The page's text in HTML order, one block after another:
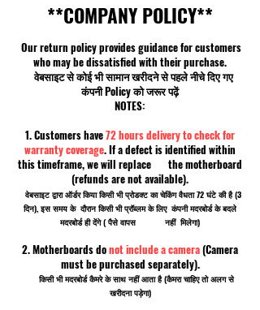
**COMPANY POLICY**
Our return policy provides guidance for customers
who may be dissatisfied with their purchase.
वेबसाइट से कोई भी सामान खरीदने से पहले नीचे दिए गए
कंपनी Policy को जरूर पढ़ें
NOTES:
1. Customers have72 hours delivery to check for
warranty coverage. If a defect is identified within
this timeframe, we will replace the motherboard
(refunds are not available).
वेबसाइट द्वारा ऑर्डर किया किसी भी प्रोडक्ट का चेकिंग वैधता 72 घंटे की है (3
दिन), इस समय के दौरान किसी भी प्रॉब्लम के लिए कंपनी मदरबोर्ड के बदले
मदरबोर्ड ही देंगे ( पैसे वापस नहीं मिलेगा)
2. Motherboards donot include a camera(Camera
must be purchased separately).
किसी भी मदरबोर्ड कैमरे के साथ नहीं आता है (कैमरा चाहिए तो अलग से
खरीदना पड़ेगा)